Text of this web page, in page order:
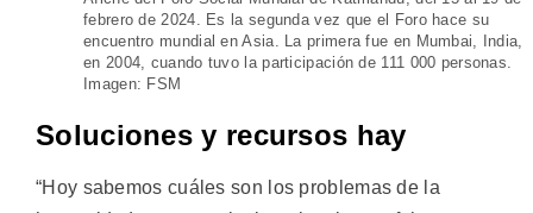
febrero de 2024. Es la segunda vez que el Foro hace su
encuentro mundial en Asia. La primera fue en Mumbai, India,
en 2004, cuando tuvo la participación de 111 000 personas.
Imagen: FSM
Soluciones y recursos hay
“Hoy sabemos cuáles son los problemas de la